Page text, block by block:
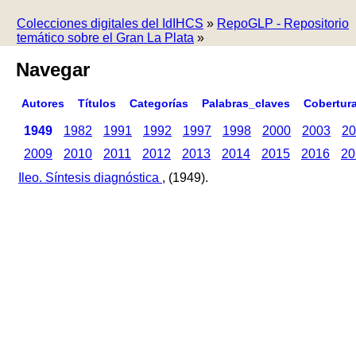
Colecciones digitales del IdIHCS » RepoGLP - Repositorio
temático sobre el Gran La Plata »
Navegar
Autores Títulos Categorías Palabras_claves
1949 1982 1991 1992 1997 1998 2000 2003
2009
2010 2011 2012 2013 2014 2015 2016
Ileo. Síntesis diagnóstica , (1949).